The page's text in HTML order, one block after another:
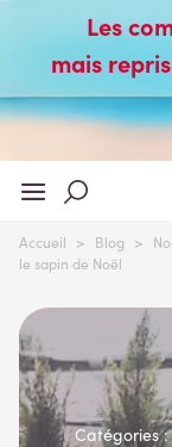
Les
mais
Accueil > Blog >
le sapin de Noël
Catégories :